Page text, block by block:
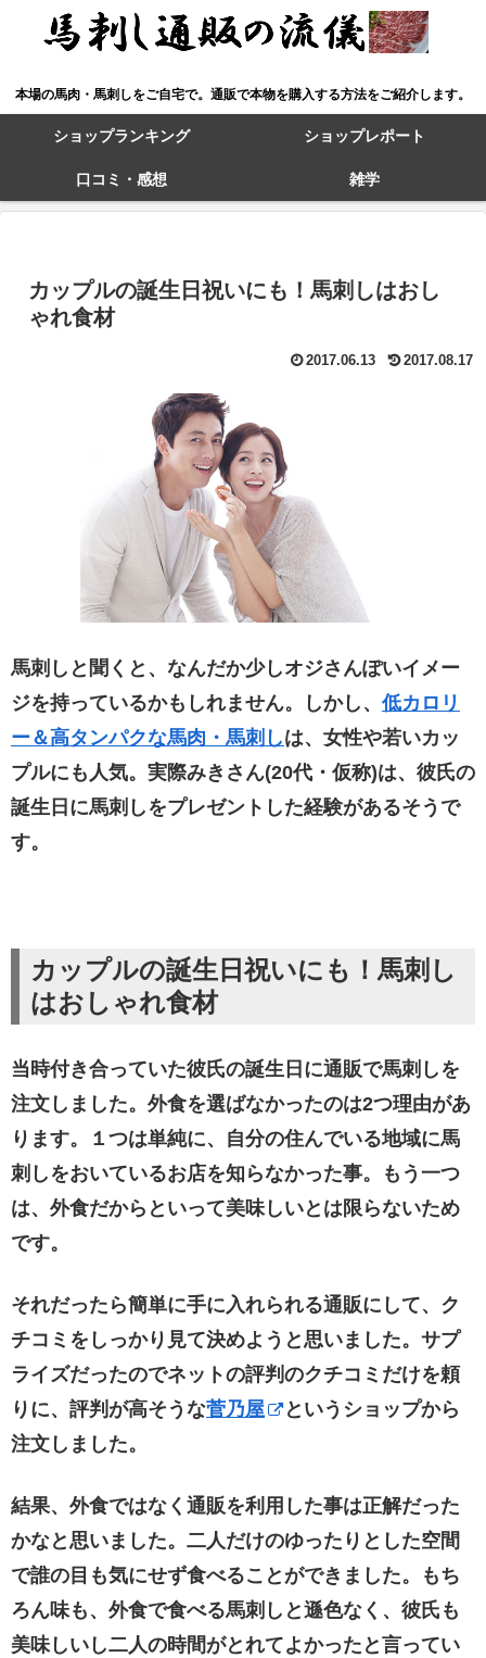
本場の馬肉・馬刺しをご自宅で。通販で本物を購入する方法をご紹介します。
ショップランキング ショップレポート
口コミ・感想 雑学
カップルの誕生日祝いにも！馬刺しはおし
ゃれ食材
2017.06.13 2017.08.17
馬刺しと聞くと、なんだか少しオジさんぽいイメー
ジを持っているかもしれません。しかし、 低カロリ
ー＆高タンパクな馬肉・馬刺しは、女性や若いカッ
プルにも人気。実際みきさん(20代・仮称)は、彼氏の
誕生日に馬刺しをプレゼントした経験があるそうで
す。
カップルの誕生日祝いにも！馬刺し
はおしゃれ食材
当時付き合っていた彼氏の誕生日に通販で馬刺しを
注文しました。外食を選ばなかったのは2つ理由があ
ります。１つは単純に、自分の住んでいる地域に馬
刺しをおいているお店を知らなかった事。もう一つ
は、外食だからといって美味しいとは限らないため
です。
それだったら簡単に手に入れられる通販にして、ク
チコミをしっかり見て決めようと思いました。サプ
ライズだったのでネットの評判のクチコミだけを頼
りに、評判が高そうな菅乃屋
というショップから
注文しました。
結果、外食ではなく通販を利用した事は正解だった
かなと思いました。二人だけのゆったりとした空間
で誰の目も気にせず食べることができました。もち
ろん味も、外食で食べる馬刺しと遜色なく、彼氏も
美味しいし二人の時間がとれてよかったと言ってい